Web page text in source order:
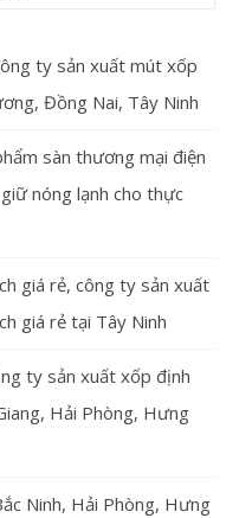
ty sản xuất mút xốp
Đồng Nai, Tây Ninh
sàn thương mại điện
nóng lạnh cho thực
giá rẻ, công ty sản xuất
giá rẻ tại Tây Ninh
ty sản xuất xốp định
Hải Phòng, Hưng
Ninh, Hải Phòng, Hưng